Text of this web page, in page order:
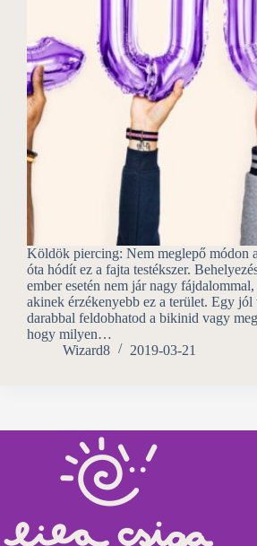
Köldök piercing: Nem meglepő módon
óta hódít ez a fajta testékszer.
ember esetén nem jár nagy fájdalommal,
akinek érzékenyebb ez a terület. Egy jól
darabbal feldobhatod a bikinid vagy
hogy milyen…
Wizard8
2019-03-21